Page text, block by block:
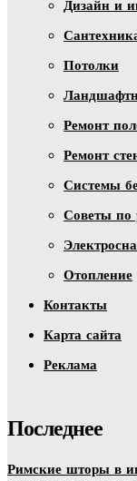
Дизайн и
Потолки
Ремонт
Ремонт
Системы
Советы по
Отопление
Контакты
Карта сайта
Реклама
Последнее
Римские шторы в